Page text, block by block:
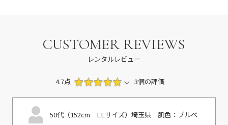
CUSTOMER REVIEWS
レンタルレビュー
4.7点 3個の評価
50代（152cm LLサイズ） 埼玉県 肌色：ブルべ